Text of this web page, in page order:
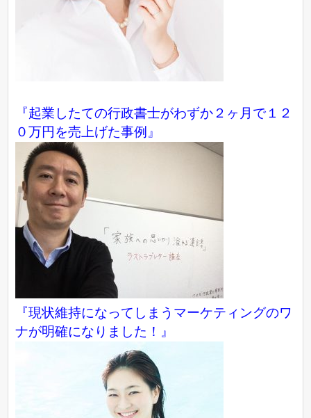
『起業したての行政書士がわずか２ヶ月で１２
０万円を売上げた事例』
『現状維持になってしまうマーケティングのワ
ナが明確になりました！』